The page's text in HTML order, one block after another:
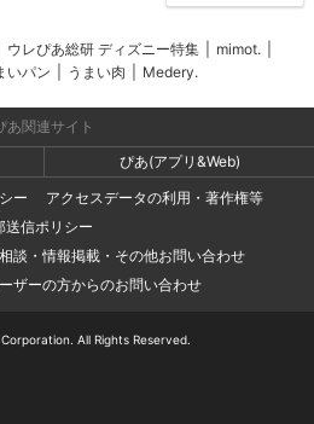
ウレぴあ総研 ディズニー特集 mimot.
いパン うまい肉 Medery.
あ関連サイト
ぴあ(アプリ&Web)
ー
アクセスデータの利用・著作権等
送信ポリシー
談・情報掲載・その他お問い合わせ
ザーの方からのお問い合わせ
All Rights Reserved.